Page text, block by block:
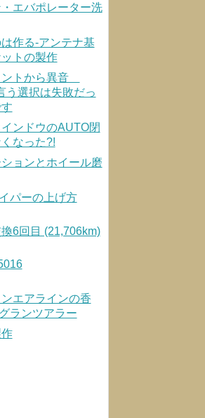
エバポレーター洗
作る-アンテナ基
トの製作
ントから異音
う選択は失敗だっ
ンドウのAUTO閉
なった?!
ョンとホイール磨
パーの上げ方
6回目 (21,706km)
エアラインの香
ランツアラー